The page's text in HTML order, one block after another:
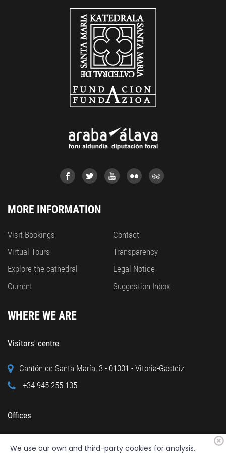
MORE INFORMATION
Visit Bookings
Virtual Tours
Explore the cathedral
Current
Contact
Transparency
Legal Notice
Suggestion Inbox
WHERE WE ARE
Visitors' centre
Cantón de Santa María, 3 - 01001 - Vitoria-Gasteiz
+34 945 255 135
Offices
We use our own and third-party cookies for analysis,